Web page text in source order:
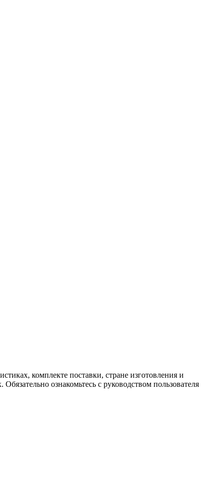
комплекте поставки, стране изготовления и
ознакомьтесь с руководством пользователя